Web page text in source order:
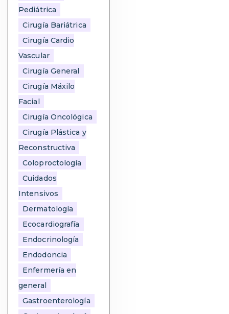
Pediátrica
Cirugía Bariátrica
Cirugía Cardio
Vascular
Cirugía General
Cirugía Máxilo
Facial
Cirugía Oncológica
Cirugía Plástica y
Reconstructiva
Coloproctología
Cuidados
Intensivos
Dermatología
Ecocardiografía
Endocrinología
Endodoncia
Enfermería en
general
Gastroenterología